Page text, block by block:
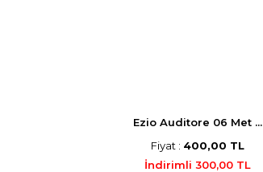
Ezio Auditore 06 Met ...
Fiyat : 400,00 TL
İndirimli 300,00 TL